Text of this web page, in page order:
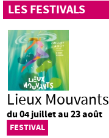
LES FESTIVALS
Lieux Mouvants
du 04 juillet au 23 août
FESTIVAL